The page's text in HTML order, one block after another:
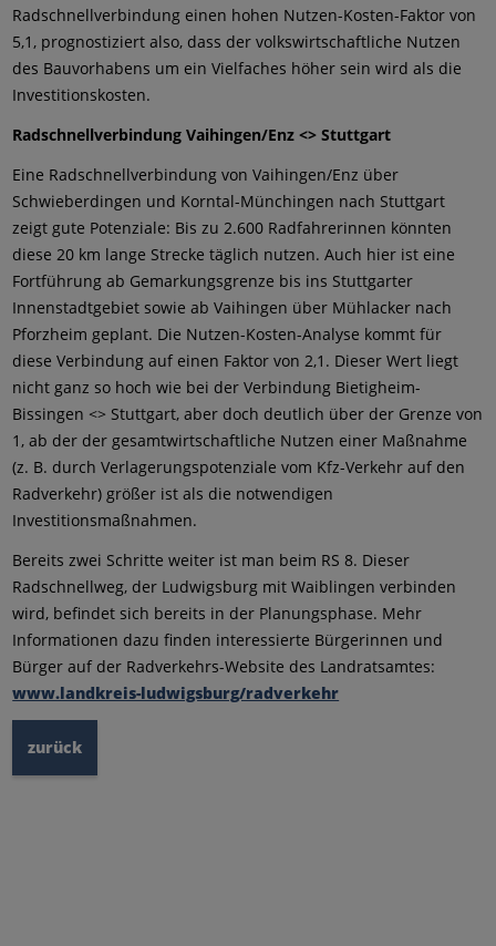
Radschnellverbindung einen hohen Nutzen-Kosten-Faktor von
5,1, prognostiziert also, dass der volkswirtschaftliche Nutzen
des Bauvorhabens um ein Vielfaches höher sein wird als die
Investitionskosten.
Radschnellverbindung Vaihingen/Enz <> Stuttgart
Eine Radschnellverbindung von Vaihingen/Enz über
Schwieberdingen und Korntal-Münchingen nach Stuttgart
zeigt gute Potenziale: Bis zu 2.600 Radfahrerinnen könnten
diese 20 km lange Strecke täglich nutzen. Auch hier ist eine
Fortführung ab Gemarkungsgrenze bis ins Stuttgarter
Innenstadtgebiet sowie ab Vaihingen über Mühlacker nach
Pforzheim geplant. Die Nutzen-Kosten-Analyse kommt für
diese Verbindung auf einen Faktor von 2,1. Dieser Wert liegt
nicht ganz so hoch wie bei der Verbindung Bietigheim-
Bissingen <> Stuttgart, aber doch deutlich über der Grenze von
1, ab der der gesamtwirtschaftliche Nutzen einer Maßnahme
(z. B. durch Verlagerungspotenziale vom Kfz-Verkehr auf den
Radverkehr) größer ist als die notwendigen
Investitionsmaßnahmen.
Bereits zwei Schritte weiter ist man beim RS 8. Dieser
Radschnellweg, der Ludwigsburg mit Waiblingen verbinden
wird, befindet sich bereits in der Planungsphase. Mehr
Informationen dazu finden interessierte Bürgerinnen und
Bürger auf der Radverkehrs-Website des Landratsamtes:
www.landkreis-ludwigsburg/radverkehr
zurück